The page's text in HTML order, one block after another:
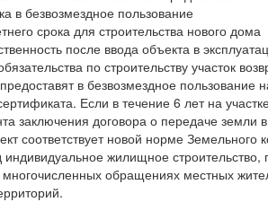
в безвозмездное пользование
срока для строительства нового дома
после ввода объекта в
по строительству участок
в безвозмездное
Если в течение 6 лет на
заключения договора о передаче земли
соответствует новой норме
жилищное
обращениях местных